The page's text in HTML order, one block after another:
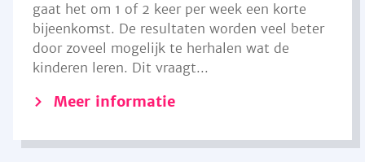
gaat het om 1 of 2 keer per week een korte
bijeenkomst. De resultaten worden veel beter
door zoveel mogelijk te herhalen wat de
kinderen leren. Dit vraagt...
Meer informatie